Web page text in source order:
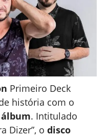
Primeiro Deck
história com o
álbum. Intitulado
Dizer”, o disco